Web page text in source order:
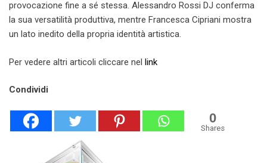
provocazione fine a sé stessa. Alessandro Rossi DJ conferma
la sua versatilità produttiva, mentre Francesca Cipriani mostra
un lato inedito della propria identità artistica.
Per vedere altri articoli cliccare nel link
Condividi
0
Shares